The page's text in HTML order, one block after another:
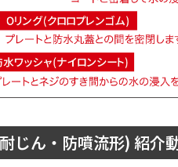
じん・防噴流形) 紹介